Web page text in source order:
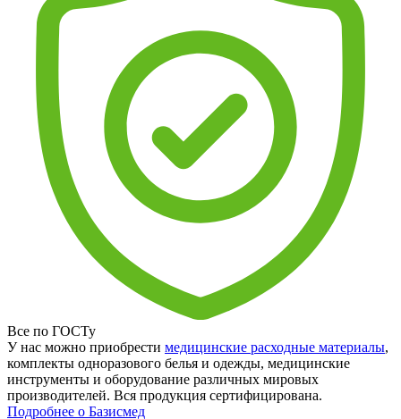
Все по ГОСТу
У нас можно приобрести медицинские расходные материалы,
комплекты одноразового белья и одежды, медицинские
инструменты и оборудование различных мировых
производителей. Вся продукция сертифицирована.
Подробнее о Базисмед